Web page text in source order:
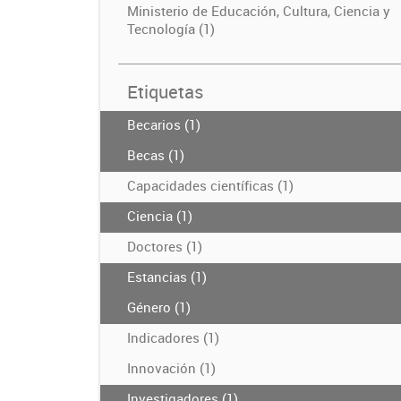
Ministerio de Educación, Cultura, Ciencia y
Tecnología (1)
Etiquetas
Becarios (1)
Becas (1)
Capacidades científicas (1)
Ciencia (1)
Doctores (1)
Estancias (1)
Género (1)
Indicadores (1)
Innovación (1)